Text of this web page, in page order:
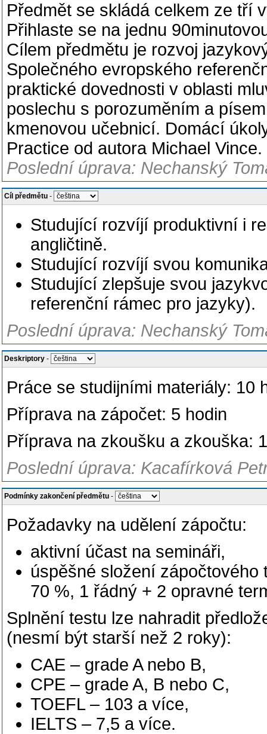
Předmět se skládá celkem ze tří
Přihlaste se na jednu
Cílem předmětu je rozvoj
Společného evropského
praktické dovednosti v oblasti
poslechu s porozuměním a
kmenovou učebnicí. Domácí
Practice od autora Michael Vince.
Poslední úprava: Nechanský
Cíl předmětu -
Studující rozvíjí produktivní i
angličtině.
Studující rozvíjí svou
Studující zlepšuje svou
referenční rámec pro jazyky).
Poslední úprava: Nechanský
Deskriptory -
Práce se studijními materiály: 10
Příprava na zápočet: 5 hodin
Příprava na zkoušku a zkouška:
Poslední úprava: Kacafírková
Podmínky zakončení předmětu -
Požadavky na udělení zápočtu:
aktivní účast na semináři,
úspěšné složení
70 %, 1 řádný + 2 opravné
Splnění testu lze nahradit
(nesmí být starší než 2 roky):
CAE – grade A nebo B,
CPE – grade A, B nebo C,
TOEFL – 103 a více,
IELTS – 7,5 a více.